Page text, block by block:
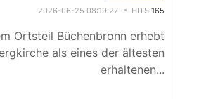
2026-06-25 08:19:27 HITS 165
Ortsteil Büchenbronn erhebt
als eines der ältesten
erhaltenen...